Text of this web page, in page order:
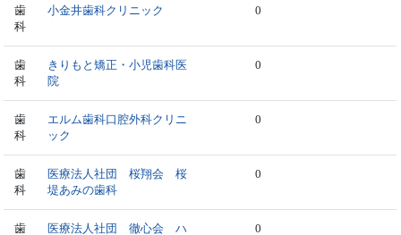
歯
科
小金井歯科クリニック 0
歯
科
きりもと矯正・小児歯科医
院
0
歯
科
エルム歯科口腔外科クリニ
ック
0
歯
科
医療法人社団 桜翔会 桜
堤あみの歯科
0
歯
医療法人社団 徹心会 ハ
0